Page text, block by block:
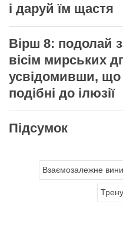
і даруй їм щастя
Вірш 8: подолай
вісім мирських
усвідомивши, що
подібні до ілюзії
Підсумок
Взаємозалежне